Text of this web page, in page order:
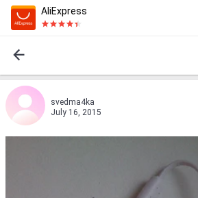
AliExpress
svedma4ka
July 16, 2015